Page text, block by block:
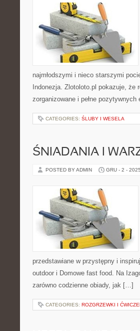
najmłodszymi i nieco starszymi
Indonezja. Zlotoloto.pl pokazuje, że
zorganizowane i pełne
CATEGORIES: ŚLUBY I WESELA
ŚNIADANIA I
POSTED BY ADMIN GRU - 2 - 2025
przedstawiane w przystępny i
outdoor i Domowe fast food. Na
zarówno codzienne obiady, jak […]
CATEGORIES: ROZGRZEWKI I